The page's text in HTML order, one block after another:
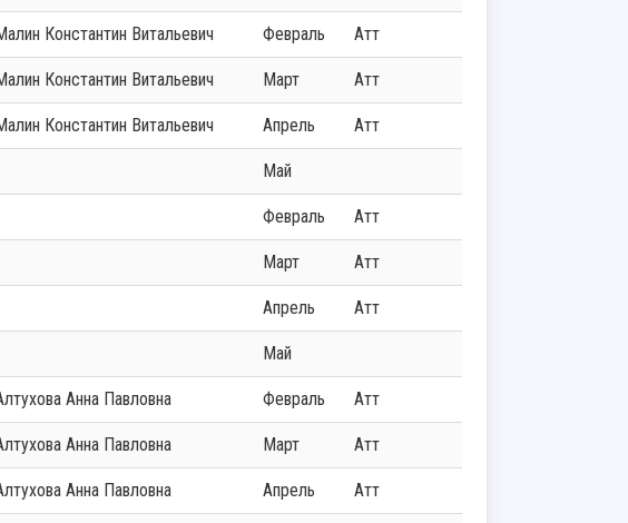
Малин Константин Витальевич Февраль Атт
Малин Константин Витальевич Март Атт
Малин Константин Витальевич Апрель Атт
Май
Февраль Атт
Март Атт
Апрель Атт
Май
Алтухова Анна Павловна Февраль Атт
Алтухова Анна Павловна Март Атт
Алтухова Анна Павловна Апрель Атт